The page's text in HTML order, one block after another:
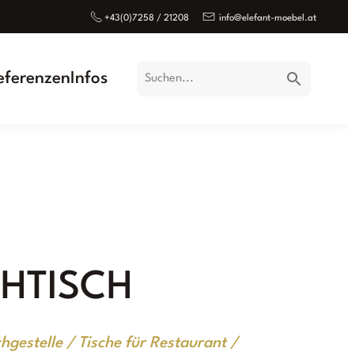
+43(0)7258 / 21208 info@elefant-moebel.at
Infos
/ Tische für Restaurant /